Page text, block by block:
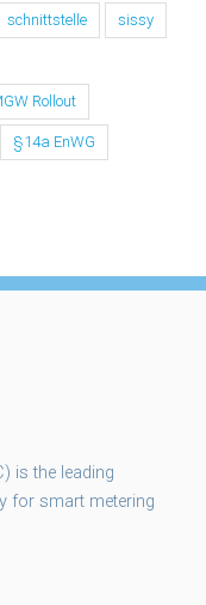
schnittstelle sissy
Rollout
§14a EnWG
is the leading
for smart metering